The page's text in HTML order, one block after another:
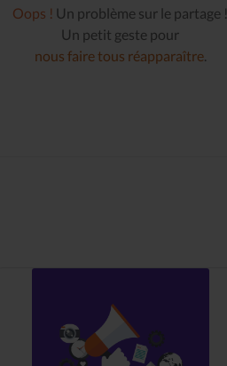
Oops ! Un problème sur le partage !
Un petit geste pour
nous faire tous réapparaître.